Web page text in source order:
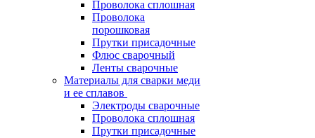
Проволока сплошная
Проволока
порошковая
Прутки присадочные
Флюс сварочный
Ленты сварочные
Материалы для сварки меди
и ее сплавов
Электроды сварочные
Проволока сплошная
Прутки присадочные